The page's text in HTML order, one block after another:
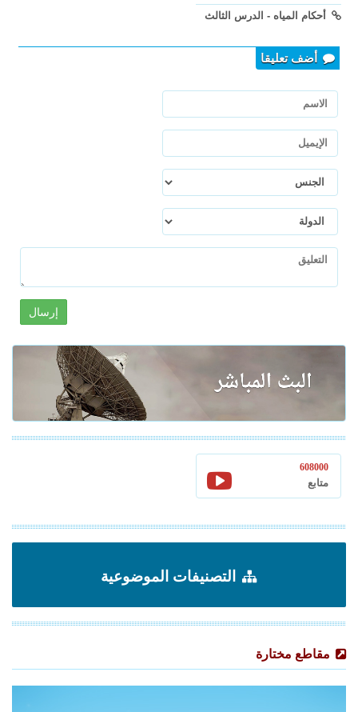
أحكام المياه - الدرس الثالث
أضف تعليقا
إرسال
608000
متابع
التصنيفات الموضوعية
مقاطع مختارة